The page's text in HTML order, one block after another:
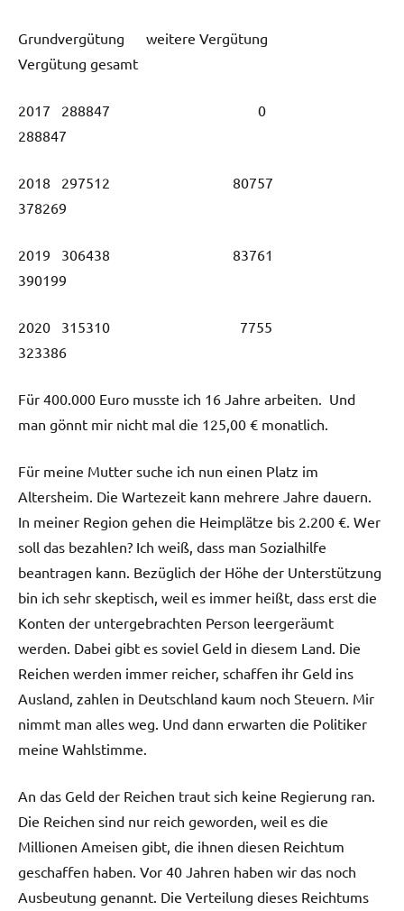
Grundvergütung weitere Vergütung
Vergütung gesamt
2017 288847 0
288847
2018 297512 80757
378269
2019 306438 83761
390199
2020 315310 7755
323386
Für 400.000 Euro musste ich 16 Jahre arbeiten. Und
man gönnt mir nicht mal die 125,00 € monatlich.
Für meine Mutter suche ich nun einen Platz im
Altersheim. Die Wartezeit kann mehrere Jahre dauern.
In meiner Region gehen die Heimplätze bis 2.200 €. Wer
soll das bezahlen? Ich weiß, dass man Sozialhilfe
beantragen kann. Bezüglich der Höhe der Unterstützung
bin ich sehr skeptisch, weil es immer heißt, dass erst die
Konten der untergebrachten Person leergeräumt
werden. Dabei gibt es soviel Geld in diesem Land. Die
Reichen werden immer reicher, schaffen ihr Geld ins
Ausland, zahlen in Deutschland kaum noch Steuern. Mir
nimmt man alles weg. Und dann erwarten die Politiker
meine Wahlstimme.
An das Geld der Reichen traut sich keine Regierung ran.
Die Reichen sind nur reich geworden, weil es die
Millionen Ameisen gibt, die ihnen diesen Reichtum
geschaffen haben. Vor 40 Jahren haben wir das noch
Ausbeutung genannt. Die Verteilung dieses Reichtums